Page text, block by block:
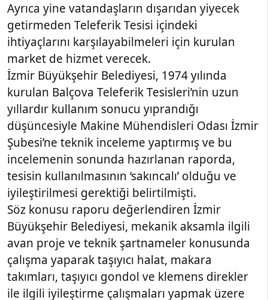
Ayrıca yine vatandaşların dışarıdan yiyecek
getirmeden Teleferik Tesisi içindeki
ihtiyaçlarını karşılayabilmeleri için kurulan
market de hizmet verecek.
İzmir Büyükşehir Belediyesi, 1974 yılında
kurulan Balçova Teleferik Tesisleri’nin uzun
yıllardır kullanım sonucu yıprandığı
düşüncesiyle Makine Mühendisleri Odası İzmir
Şubesi’ne teknik inceleme yaptırmış ve bu
incelemenin sonunda hazırlanan raporda,
tesisin kullanılmasının ‘sakıncalı’ olduğu ve
iyileştirilmesi gerektiği belirtilmişti.
Söz konusu raporu değerlendiren İzmir
Büyükşehir Belediyesi, mekanik aksamla ilgili
avan proje ve teknik şartnameler konusunda
çalışma yaparak taşıyıcı halat, makara
takımları, taşıyıcı gondol ve klemens direkler
ile ilgili iyileştirme çalışmaları yapmak üzere